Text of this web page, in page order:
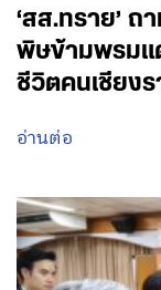
‘สส.ทราย’
พิษข้ามพรมแ
ชีวิตคนเชียงร
อ่านต่อ